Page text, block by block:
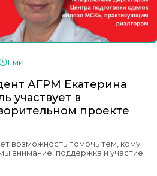
1 мин
АГРМ Екатерина
участвует в
проекте
возможность помочь тем, кому
внимание, поддержка и участие